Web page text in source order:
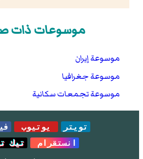
موسوعات ذات
موسوعة إيران
موسوعة جغرافيا
موسوعة تجمعات سكانية
تويتر يوتيوب
انستقرام
تيك